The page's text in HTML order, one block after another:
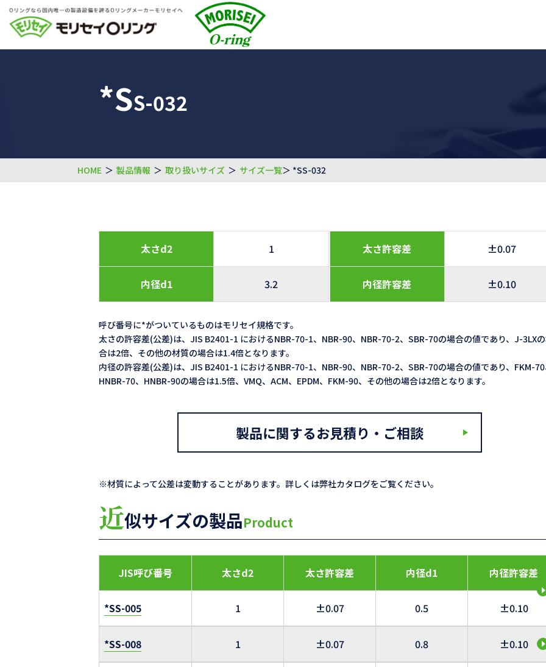
*SS-032
HOME ＞ 製品情報 ＞ 取り扱いサイズ ＞ サイズ一覧＞ *SS-032
太さd2 1
内径d1 3.2
太さ許容差 ±0.07
内径許容差 ±0.10
呼び番号に*がついているものはモリセイ規格です。
太さの許容差(公差)は、JIS B2401-1 におけるNBR-70-1、NBR-90、NBR-70-2、SBR-70の場合の値であり、J-3LX
合は2倍、その他の材質の場合は1.4倍となります。
内径の許容差(公差)は、JIS B2401-1 におけるNBR-70-1、NBR-90、NBR-70-2、SBR-70の場合の値であり、FKM-
HNBR-70、HNBR-90の場合は1.5倍、VMQ、ACM、EPDM、FKM-90、その他の場合は2倍となります。
製品に関するお見積り・ご相談
※材質によって公差は変動することがあります。詳しくは弊社カタログをご覧ください。
近似サイズの製品Product
JIS呼び番号 太さd2 太さ許容差 内径d1 内径許容差
*SS-005 1 ±0.07 0.5 ±0.10
*SS-008 1 ±0.07 0.8 ±0.10